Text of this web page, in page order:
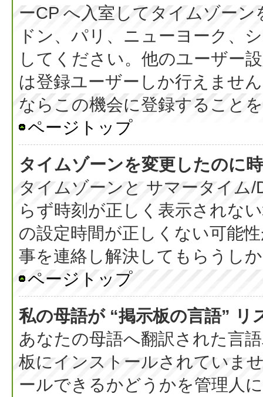
ーCP へ入室してタイムゾー
ドン、パリ、ニューヨーク、
してください。他のユーザー
は登録ユーザーしか行えませ
ならこの機会に登録すること
ページトップ
タイムゾーンを変更したのに
タイムゾーンと サマータイム
らず時刻が正しく表示されな
の設定時間が正しくない可能
事を連絡し解決してもらうし
ページトップ
私の母語が “掲示板の言語” リ
あなたの母語へ翻訳された言
板にインストールされていま
ールできるかどうかを管理人